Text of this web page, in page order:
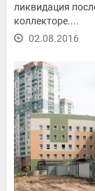
ликвидация
коллекторе....
02.08.2016